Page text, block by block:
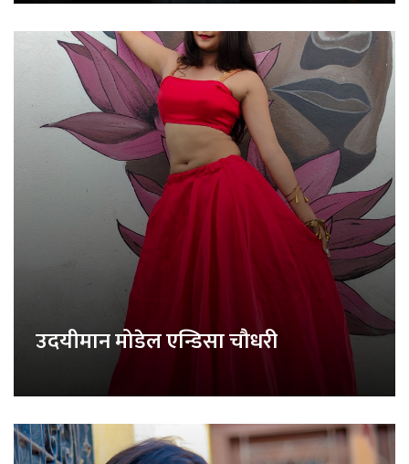
उदयीमान मोडेल एन्डिसा चौधरी